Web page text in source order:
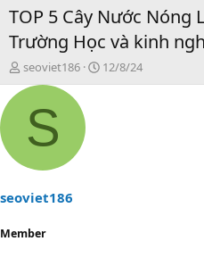
TOP 5 Cây Nước Nóng
Trường Học và kinh
T
h
s
a
e
seoviet186
N
g
12/8/24
S
seoviet186
Member